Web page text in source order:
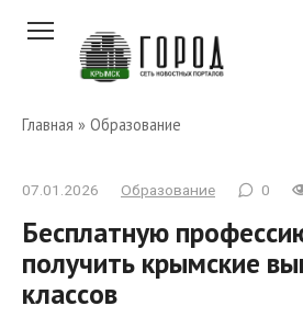
Главная » Образование
07.01.2026 Образование 0
Бесплатную
получить крымские
классов